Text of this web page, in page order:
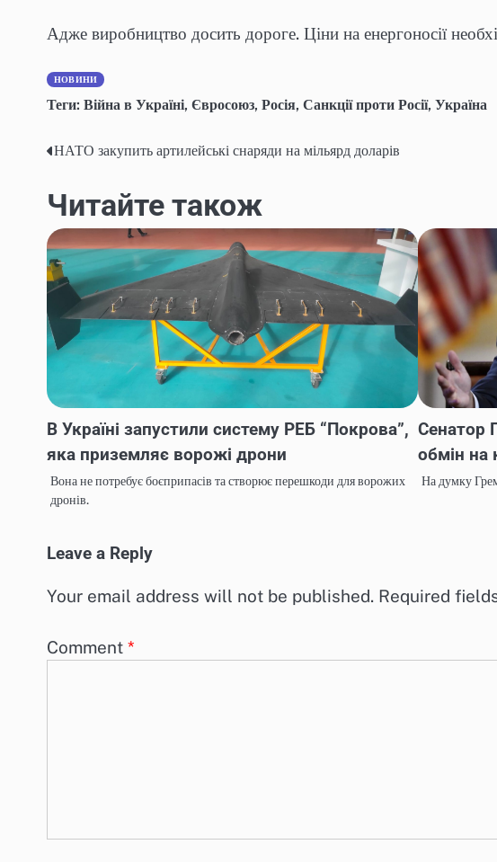
Адже виробництво досить дороге. Ціни на енергоносії
НОВИНИ
Теги: Війна в Україні, Євросоюз, Росія, Санкції проти Росії, Україна
Post
navigation
НАТО закупить артилейські снаряди на мільярд доларів
Читайте також
В Україні запустили систему РЕБ “Покрова”,
яка приземляє ворожі дрони
Вона не потребує боєприпасів та створює перешкоди для ворожих
дронів.
Сенатор
обмін на
На думку
Leave a Reply
Your email address will not be published. Required
Comment *